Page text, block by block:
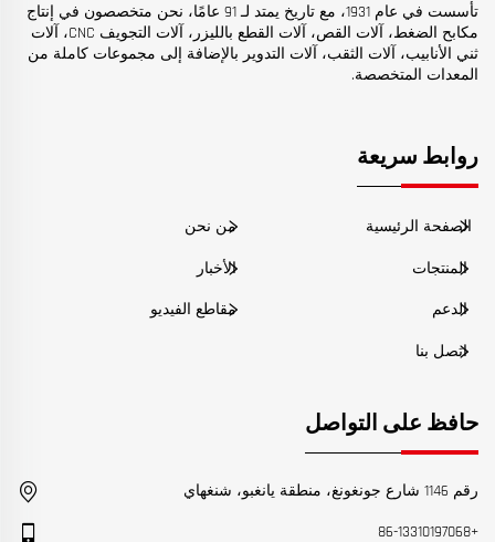
تأسست في عام 1931، مع تاريخ يمتد لـ 91 عامًا، نحن متخصصون في إنتاج
مكابح الضغط، آلات القص، آلات القطع بالليزر، آلات التجويف CNC، آلات
ثني الأنابيب، آلات الثقب، آلات التدوير بالإضافة إلى مجموعات كاملة من
المعدات المتخصصة.
روابط سريعة
الصفحة الرئيسية من نحن
المنتجات الأخبار
الدعم مقاطع الفيديو
اتصل بنا
حافظ على التواصل
رقم 1146 شارع جونغونغ، منطقة يانغبو، شنغهاي
+86-13310197068